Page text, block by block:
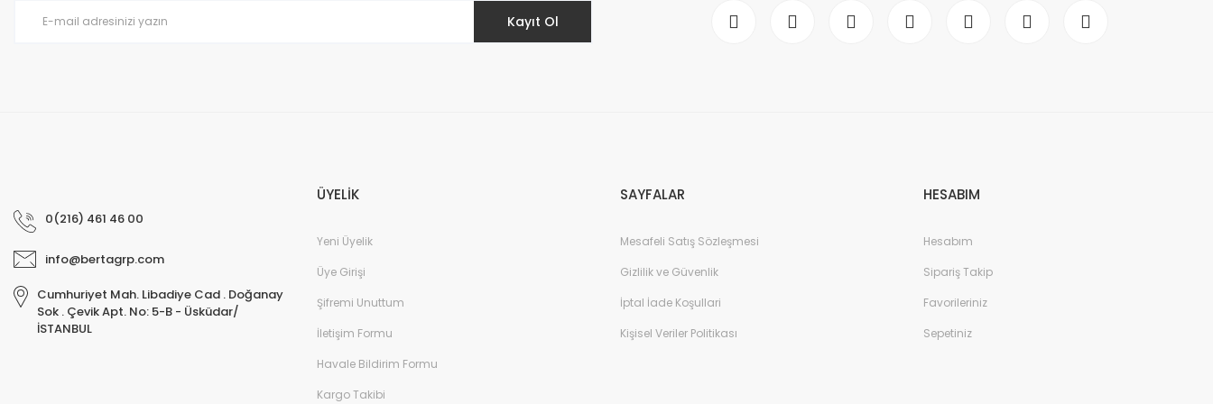
Kayıt Ol
0(216) 461 46 00
info@bertagrp.com
Cumhuriyet Mah. Libadiye Cad . Doğanay
Sok . Çevik Apt. No: 5-B - Üsküdar/
İSTANBUL
ÜYELİK
Yeni Üyelik
Üye Girişi
Şifremi Unuttum
İletişim Formu
Havale Bildirim Formu
Kargo Takibi
SAYFALAR
Mesafeli Satış Sözleşmesi
Gizlilik ve Güvenlik
İptal İade Koşullari
Kişisel Veriler Politikası
HESABIM
Hesabım
Sipariş Takip
Favorileriniz
Sepetiniz